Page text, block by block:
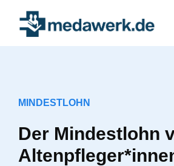
MINDESTLOHN
Der Mindestlohn